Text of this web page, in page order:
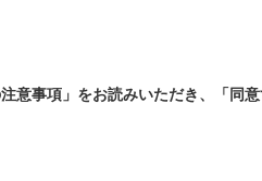
意事項」をお読みいただき、「同意